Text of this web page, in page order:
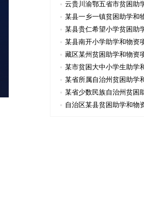
云贵川渝鄂五省市贫困助
某县一乡一镇贫困助学和
某县贵仁希望小学贫困助
某县南开小学助学和物资
藏区某州贫困助学和物资
某市贫困大中小学生助学
某省所属自治州贫困助学
某省少数民族自治州贫困
自治区某县贫困助学和物